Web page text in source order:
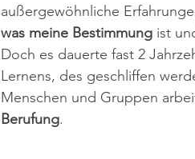
außergewöhnliche
was meine Bestimmung ist
Doch es dauerte fast 2
Lernens, des geschliffen
Menschen und Gruppen
Berufung.